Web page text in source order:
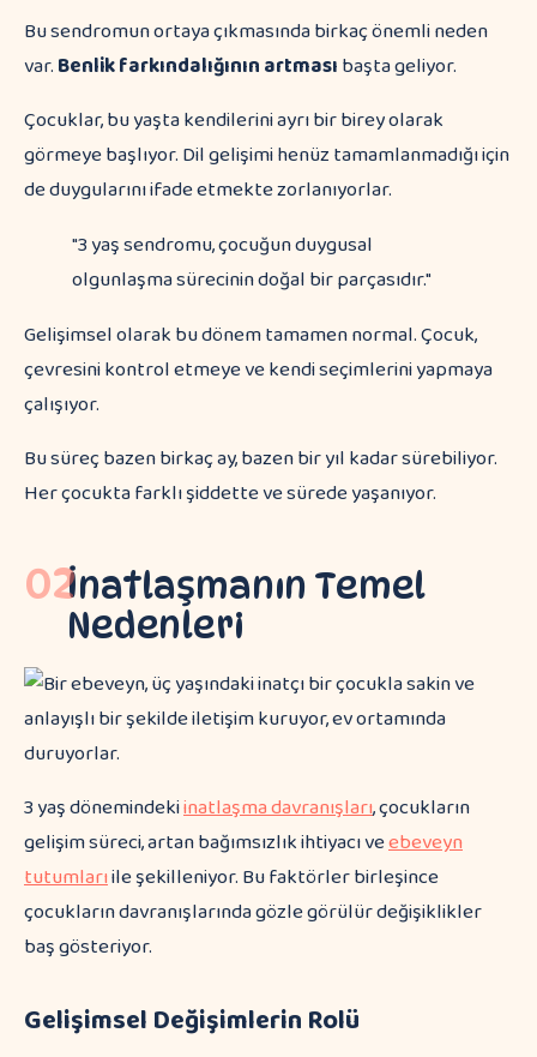
Bu sendromun ortaya çıkmasında birkaç önemli neden
var.Benlik farkındalığının artmasıbaşta geliyor.
Çocuklar, bu yaşta kendilerini ayrı bir birey olarak
görmeye başlıyor. Dil gelişimi henüz tamamlanmadığı için
de duygularını ifade etmekte zorlanıyorlar.
"3 yaş sendromu, çocuğun duygusal
olgunlaşma sürecinin doğal bir parçasıdır."
Gelişimsel olarak bu dönem tamamen normal. Çocuk,
çevresini kontrol etmeye ve kendi seçimlerini yapmaya
çalışıyor.
Bu süreç bazen birkaç ay, bazen bir yıl kadar sürebiliyor.
Her çocukta farklı şiddette ve sürede yaşanıyor.
02İnatlaşmanın Temel
Nedenleri
3 yaş dönemindekiinatlaşma davranışları, çocukların
gelişim süreci, artan bağımsızlık ihtiyacı veebeveyn
tutumlarıile şekilleniyor. Bu faktörler birleşince
çocukların davranışlarında gözle görülür değişiklikler
baş gösteriyor.
Gelişimsel Değişimlerin Rolü